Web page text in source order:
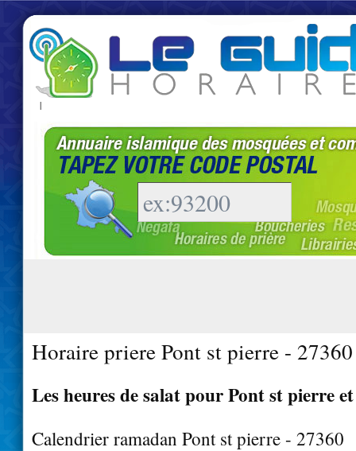
|
Horaire priere Pont st pierre - 27360
Les heures de salat pour Pont st pierre
Calendrier ramadan Pont st pierre - 27360